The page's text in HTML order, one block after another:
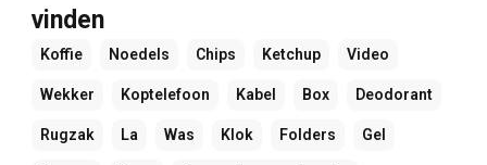
vinden
Koffie Noedels Chips Ketchup Video
Wekker Koptelefoon Kabel Box Deodorant
Rugzak La Was Klok Folders Gel